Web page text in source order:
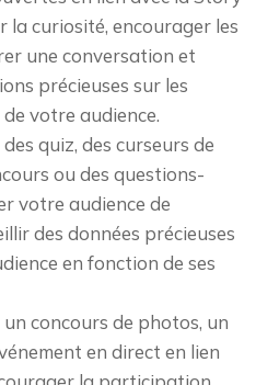
la curiosité, encourager les
une conversation et
précieuses sur les
votre audience.
quiz, des curseurs de
ou des questions-
votre audience de
des données précieuses
en fonction de ses
concours de photos, un
en direct en lien